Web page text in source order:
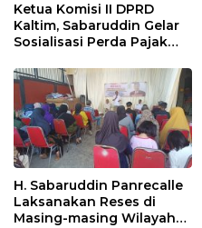
Ketua Komisi II DPRD
Kaltim, Sabaruddin Gelar
Sosialisasi Perda Pajak
Sepinggan Raya
Balikpapan
H. Sabaruddin Panrecalle
Laksanakan Reses di
Masing-masing Wilayah